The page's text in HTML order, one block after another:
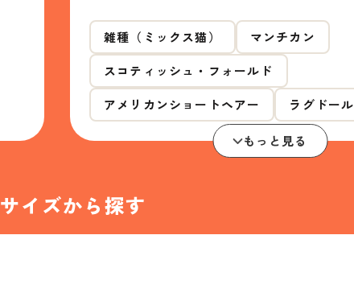
雑種（ミックス猫）
マンチカン
スコティッシュ・フォールド
アメリカンショートヘアー
ラグドール
もっと見る
サイズから探す